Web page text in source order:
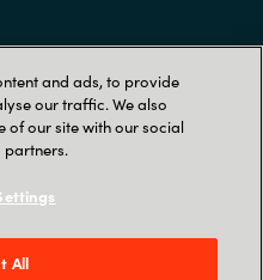
and ads, to provide
our traffic. We also
of our site with our social
partners.
All